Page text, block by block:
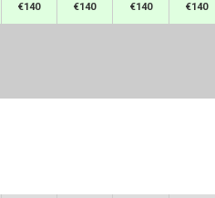
€140
€140
€140
€140